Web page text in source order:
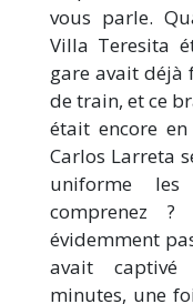
vous parle.
Villa Teresita
gare avait déjà
de train, et ce
était encore
Carlos Larreta
uniforme les
comprenez
évidemment
avait captivé
minutes, une